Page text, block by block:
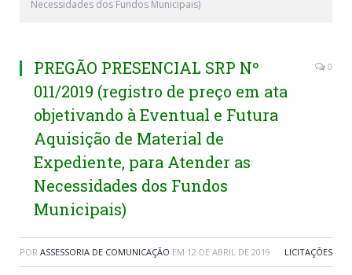
Necessidades dos Fundos Municipais)
PREGÃO PRESENCIAL SRP Nº
011/2019 (registro de preço em ata
objetivando à Eventual e Futura
Aquisição de Material de
Expediente, para Atender as
Necessidades dos Fundos
Municipais)
0
POR ASSESSORIA DE COMUNICAÇÃO EM 12 DE ABRIL DE 2019 LICITAÇÕES